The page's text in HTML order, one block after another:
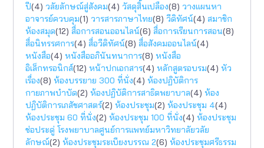
ปี(4) วลัยลักษณ์สู่สังคม(4) วัสดุสิ้นเปลือง(8) วางแผนหา
อาจารย์ควบคุม(1) วารสารภาษาไทย(8) วีดิทัศน์(4) สมาชิก
ห้องสมุด(12) สื่อการสอนออนไลน์(6) สื่อการเรียนการสอน(8)
สื่อนิทรรศการ(4) สื่อวีดิทัศน์(8) สื่อสังคมออนไลน์(4)
หนังสือ(4) หนังสืออภินันทนาการ(8) หนังสือ
อิเล็กทรอนิกส์(12) หน้าปกเอกสาร(4) หลักสูตรอบรม(4) หัว
เรื่อง(8) ห้องบรรยาย 300 ที่นั่ง(4) ห้องปฏิบัติการ
กายภาพบำบัด(2) ห้องปฏิบัติการสาธิตพยาบาล(4) ห้อง
ปฏิบัติการเภสัชศาสตร์(2) ห้องประชุม(2) ห้องประชุม 4(4)
ห้องประชุม 60 ที่นั่ง(2) ห้องประชุม 100 ที่นั่ง(4) ห้องประชุม
ช่อประดู่ โรงพยาบาลศูนย์การแพทย์มหาวิทยาลัยวลัย
ลักษณ์(2) ห้องประชุมระเบียงบรรณ 2(6) ห้องประชุมศรีธรรม